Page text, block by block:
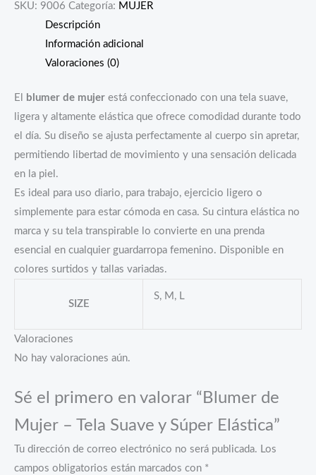
SKU: 9006 Categoría: MUJER
Descripción
Información adicional
Valoraciones (0)
El blumer de mujer está confeccionado con una tela suave,
ligera y altamente elástica que ofrece comodidad durante todo
el día. Su diseño se ajusta perfectamente al cuerpo sin apretar,
permitiendo libertad de movimiento y una sensación delicada
en la piel.
Es ideal para uso diario, para trabajo, ejercicio ligero o
simplemente para estar cómoda en casa. Su cintura elástica no
marca y su tela transpirable lo convierte en una prenda
esencial en cualquier guardarropa femenino. Disponible en
colores surtidos y tallas variadas.
SIZE
S, M, L
Valoraciones
No hay valoraciones aún.
Sé el primero en valorar “Blumer de
Mujer – Tela Suave y Súper Elástica”
Tu dirección de correo electrónico no será publicada. Los
campos obligatorios están marcados con *